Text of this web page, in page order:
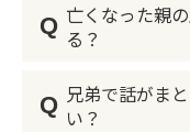
Q 亡くなった親
る？
はい、自分で手
Q 兄弟で話がま
い？